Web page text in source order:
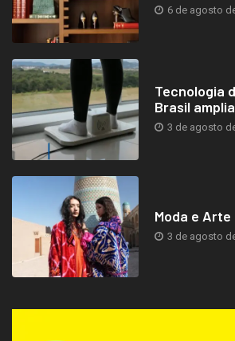
6 de agosto
Tecnologia
Brasil amplia
3 de agosto
Moda e Arte
3 de agosto